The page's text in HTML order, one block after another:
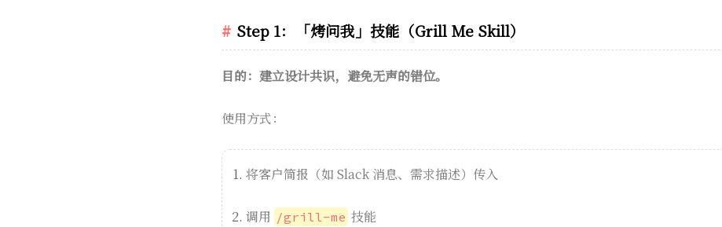
Step 1：「烤问我」技能（Grill Me Skill）
目的：建立设计共识，避免无声的错位。
使用方式：
将客户简报（如 Slack 消息、需求描述）传入
调用 /grill-me 技能